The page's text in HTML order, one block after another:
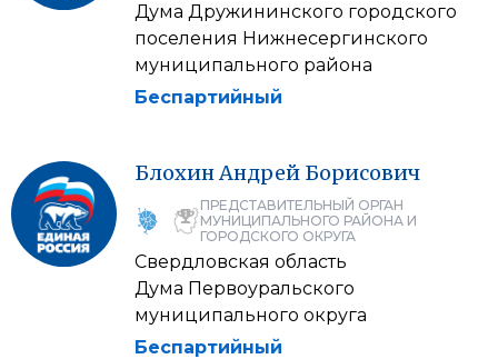
Дума Дружининского городского
поселения Нижнесергинского
муниципального района
Беспартийный
БлохинАндрей Борисович
ПРЕДСТАВИТЕЛЬНЫЙ ОРГАН
МУНИЦИПАЛЬНОГО РАЙОНА И
ГОРОДСКОГО ОКРУГА
Свердловская область
Дума Первоуральского
муниципального округа
Беспартийный